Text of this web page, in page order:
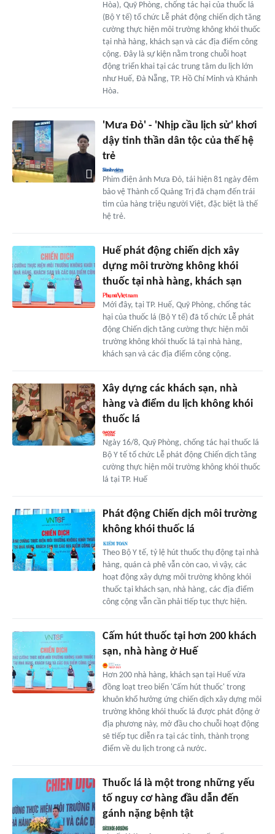
Hòa), Quỹ Phòng, chống tác hại của thuốc lá
(Bộ Y tế) tổ chức Lễ phát động chiến dịch tăng
cường thực hiện môi trường không khói thuốc
tại nhà hàng, khách sạn và các địa điểm công
cộng. Đây là sự kiện nằm trong chuỗi hoạt
động triển khai tại các trung tâm du lịch lớn
như Huế, Đà Nẵng, TP. Hồ Chí Minh và Khánh
Hòa.
'Mưa Đỏ' - 'Nhịp cầu lịch sử' khơi
dậy tinh thần dân tộc của thế hệ
trẻ
Phim điện ảnh Mưa Đỏ, tái hiện 81 ngày đêm
bảo vệ Thành cổ Quảng Trị đã chạm đến trái
tim của hàng triệu người Việt, đặc biệt là thế
hệ trẻ.
Huế phát động chiến dịch xây
dựng môi trường không khói
thuốc tại nhà hàng, khách sạn
Mới đây, tại TP. Huế, Quỹ Phòng, chống tác
hại của thuốc lá (Bộ Y tế) đã tổ chức Lễ phát
động Chiến dịch tăng cường thực hiện môi
trường không khói thuốc lá tại nhà hàng,
khách sạn và các địa điểm công cộng.
Xây dựng các khách sạn, nhà
hàng và điểm du lịch không khói
thuốc lá
Ngày 16/8, Quỹ Phòng, chống tác hại thuốc lá
Bộ Y tế tổ chức Lễ phát động Chiến dịch tăng
cường thực hiện môi trường không khói thuốc
lá tại TP. Huế
Phát động Chiến dịch môi trường
không khói thuốc lá
Theo Bộ Y tế, tỷ lệ hút thuốc thụ động tại nhà
hàng, quán cà phê vẫn còn cao, vì vậy, các
hoạt động xây dựng môi trường không khói
thuốc tại khách sạn, nhà hàng, các địa điểm
công cộng vẫn cần phải tiếp tục thực hiện.
Cấm hút thuốc tại hơn 200 khách
sạn, nhà hàng ở Huế
Hơn 200 nhà hàng, khách sạn tại Huế vừa
đồng loạt treo biển 'Cấm hút thuốc' trong
khuôn khổ hưởng ứng chiến dịch xây dựng môi
trường không khói thuốc lá được phát động ở
địa phương này, mở đầu cho chuỗi hoạt động
sẽ tiếp tục diễn ra tại các tỉnh, thành trọng
điểm về du lịch trong cả nước.
Thuốc lá là một trong những yếu
tố nguy cơ hàng đầu dẫn đến
gánh nặng bệnh tật